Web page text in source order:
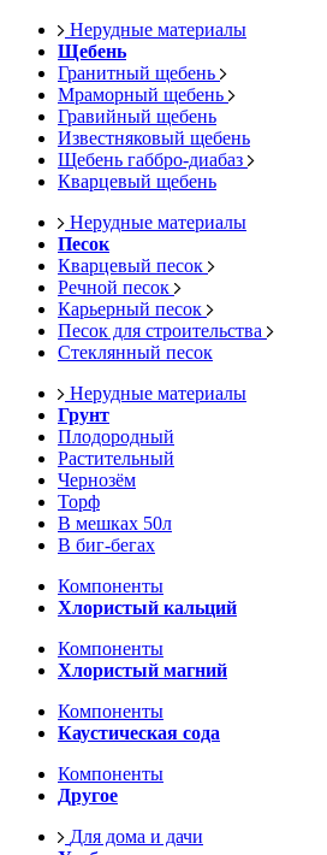
Нерудные материалы
Щебень
Гранитный щебень
Мраморный щебень
Гравийный щебень
Известняковый щебень
Щебень габбро-диабаз
Кварцевый щебень
Нерудные материалы
Песок
Кварцевый песок
Речной песок
Карьерный песок
Песок для строительства
Стеклянный песок
Нерудные материалы
Грунт
Плодородный
Растительный
Чернозём
Торф
В мешках 50л
В биг-бегах
Компоненты
Хлористый кальций
Компоненты
Хлористый магний
Компоненты
Каустическая сода
Компоненты
Другое
Для дома и дачи